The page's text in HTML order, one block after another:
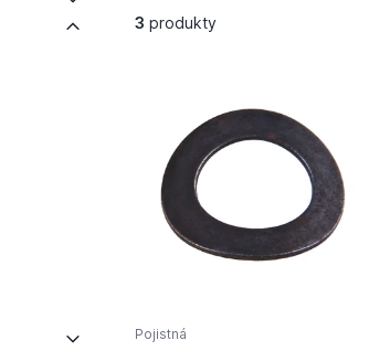
3 produkty
Pojistná